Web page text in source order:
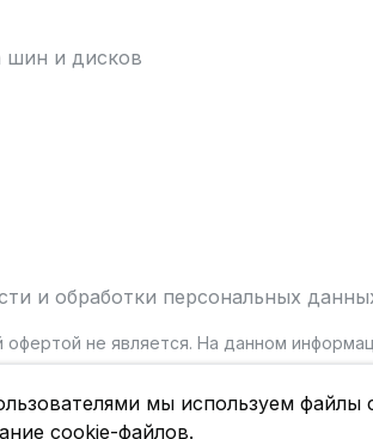
шин и дисков
и обработки персональных
не является. На данном
мы используем файлы
cookie-файлов.